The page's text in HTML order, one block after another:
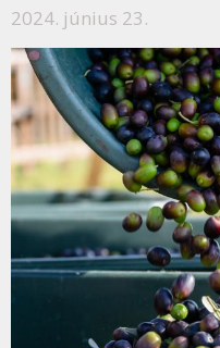
2024. június 23.